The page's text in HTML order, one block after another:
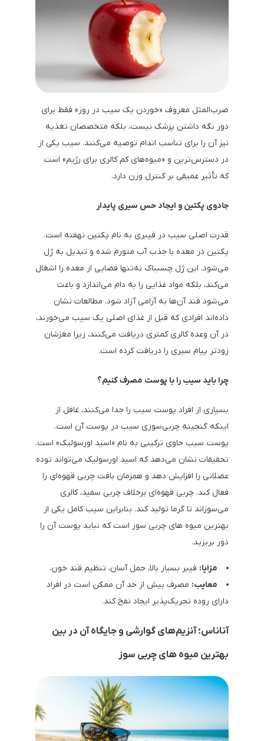
ضرب‌المثل معروف «خوردن یک سیب در روز» فقط برای
دور نگه داشتن پزشک نیست، بلکه متخصصان تغذیه
نیز آن را برای تناسب اندام توصیه می‌کنند. سیب یکی از
در دسترس‌ترین و «میوه‌های کم کالری برای رژیم» است
که تأثیر عمیقی بر کنترل وزن دارد.
جادوی پکتین و ایجاد حس سیری پایدار
قدرت اصلی سیب در فیبری به نام پکتین نهفته است.
پکتین در معده با جذب آب متورم شده و تبدیل به ژل
می‌شود. این ژل چسبناک نه‌تنها فضایی از معده را اشغال
می‌کند، بلکه مواد غذایی را به دام می‌اندازد و باعث
می‌شود قند آن‌ها به آرامی آزاد شود. مطالعات نشان
داده‌اند افرادی که قبل از غذای اصلی یک سیب می‌خورند،
در آن وعده کالری کمتری دریافت می‌کنند، زیرا مغزشان
زودتر پیام سیری را دریافت کرده است.
چرا باید سیب را با پوست مصرف کنیم؟
بسیاری از افراد پوست سیب را جدا می‌کنند، غافل از
اینکه گنجینه چربی‌سوزی سیب در پوست آن است.
پوست سیب حاوی ترکیبی به نام «اسید اورسولیک» است.
تحقیقات نشان می‌دهد که اسید اورسولیک می‌تواند توده
عضلانی را افزایش دهد و همزمان بافت چربی قهوه‌ای را
فعال کند. چربی قهوه‌ای برخلاف چربی سفید، کالری
می‌سوزاند تا گرما تولید کند. بنابراین سیب کامل یکی از
بهترین میوه های چربی سوز است که نباید پوست آن را
دور بریزید.
مزایا: فیبر بسیار بالا، حمل آسان، تنظیم قند خون.
معایب: مصرف بیش از حد آن ممکن است در افراد
دارای روده تحریک‌پذیر ایجاد نفخ کند.
آناناس؛ آنزیم‌های گوارشی و جایگاه آن در بین
بهترین میوه های چربی سوز